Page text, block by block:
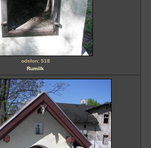
odsłon: 518
Rumilk